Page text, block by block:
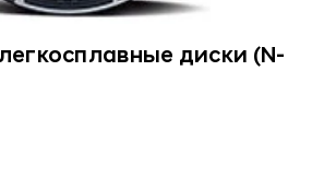
диски (N-